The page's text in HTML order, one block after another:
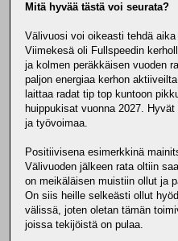
Mitä hyvää tästä voi seurata?
Välivuosi voi oikeasti tehdä
Viimekesä oli Fullspeedin
ja kolmen peräkkäisen vuoden
paljon energiaa kerhon
laittaa radat tip top kuntoon
huippukisat vuonna 2027.
ja työvoimaa.
Positiivisena esimerkkinä
Välivuoden jälkeen rata oltiin
on meikäläisen muistiin ollut ja
On siis heille selkeästi ollut
välissä, joten oletan tämän
joissa tekijöistä on pulaa.